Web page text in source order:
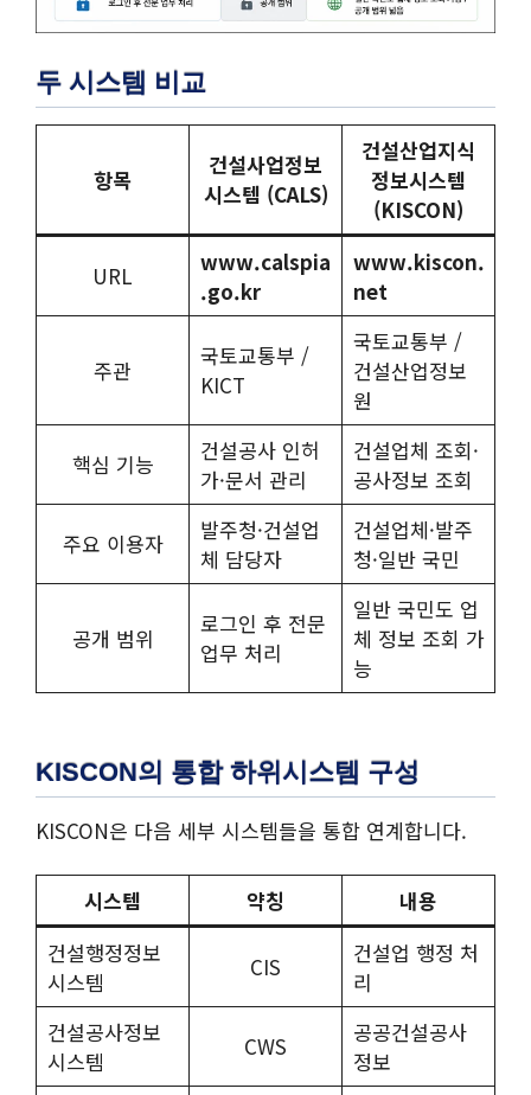
두 시스템 비교
항목
건설사업정보
시스템 (CALS)
건설산업지식
정보시스템
(KISCON)
URL
www.calspia
.go.kr
www.kiscon.
net
주관
국토교통부 /
KICT
국토교통부 /
건설산업정보
원
핵심 기능
건설공사 인허
가·문서 관리
건설업체 조회·
공사정보 조회
주요 이용자
발주청·건설업
체 담당자
건설업체·발주
청·일반 국민
공개 범위
로그인 후 전문
업무 처리
일반 국민도 업
체 정보 조회 가
능
KISCON의 통합 하위시스템 구성
KISCON은 다음 세부 시스템들을 통합 연계합니다.
시스템 약칭
내용
건설행정정보
시스템
CIS
건설업 행정 처
리
건설공사정보
시스템
CWS
공공건설공사
정보